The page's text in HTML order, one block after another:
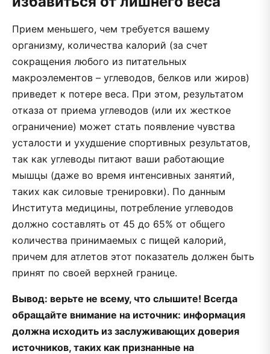
Прием меньшего, чем требуется вашему
организму, количества калорий (за счет
сокращения любого из питательных
макроэлементов – углеводов, белков или жиров)
приведет к потере веса. При этом, результатом
отказа от приема углеводов (или их жесткое
ограничение) может стать появление чувства
усталости и ухудшение спортивных результатов,
так как углеводы питают ваши работающие
мышцы (даже во время интенсивных занятий,
таких как силовые тренировки). По данным
Института медицины, потребление углеводов
должно составлять от 45 до 65% от общего
количества принимаемых с пищей калорий,
причем для атлетов этот показатель должен быть
принят по своей верхней границе.
Вывод: верьте не всему, что слышите! Всегда
обращайте внимание на источник: информация
должна исходить из заслуживающих доверия
источников, таких как признанные на